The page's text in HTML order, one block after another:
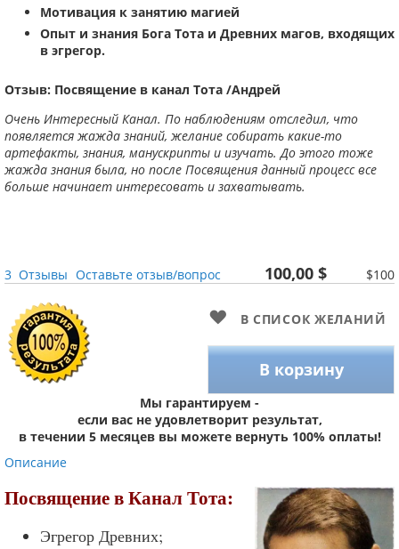
Мотивация к занятию магией
Опыт и знания Бога Тота и Древних магов, входящих
в эгрегор.
Отзыв: Посвящение в канал Тота /Андрей
Очень Интересный Канал. По наблюдениям отследил, что
появляется жажда знаний, желание собирать какие-то
артефакты, знания, манускрипты и изучать. До этого тоже
жажда знания была, но после Посвящения данный процесс все
больше начинает интересовать и захватывать.
3 Отзывы Оставьте отзыв/вопрос 100,00 $ $100
В СПИСОК ЖЕЛАНИЙ
В корзину
Мы гарантируем -
если вас не удовлетворит результат,
в течении 5 месяцев вы можете вернуть 100% оплаты!
Описание
Посвящение в Канал Тота:
Эгрегор Древних;